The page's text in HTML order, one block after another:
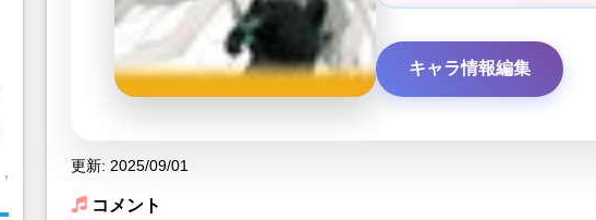
↑
キャラ情報編集
更新: 2025/09/01
コメント